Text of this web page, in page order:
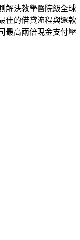
解決教學醫院級全球
佳的借貸流程與還款
最高兩倍現金支付壓